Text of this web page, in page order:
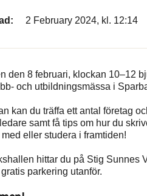
2 February 2024, kl. 12:14
den 8 februari, klockan 10–12
och utbildningsmässa i
kan du träffa ett antal företag
samt få tips om hur du
eller studera i framtiden!
hittar du på Stig Sunnes
parkering utanför.